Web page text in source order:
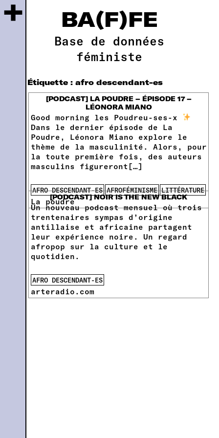
BA(F)FE
Base de données
féministe
+
Étiquette : afro descendant-es
[PODCAST] LA POUDRE – ÉPISODE 17 –
LÉONORA MIANO
Good morning les Poudreu-ses-x
Dans le dernier épisode de La
Poudre, Léonora Miano explore le
thème de la masculinité. Alors, pour
la toute première fois, des auteurs
masculins figureront[…]
AFRO DESCENDANT-ES AFROFÉMINISME LITTÉRATURE
La poudre
[PODCAST] NOIR IS THE NEW BLACK
Un nouveau podcast mensuel où trois
trentenaires sympas d’origine
antillaise et africaine partagent
leur expérience noire. Un regard
afropop sur la culture et le
quotidien.
AFRO DESCENDANT-ES
arteradio.com